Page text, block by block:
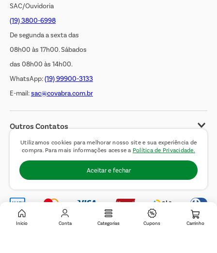
Utilizamos cookies para melhorar nosso site e sua experiência de
compra. Para mais informações acesse a Política de Privacidade.
Aceitar e fechar
Inicio Conta Categorias Cupons
SAC/Ouvidoria
(19) 3800-6998
De segunda a sexta das
08h00 às 17h00. Sábados
das 08h00 às 14h00.
WhatsApp:(19) 99900-3133
E-mail:sac@covabra.com.br
Outros Contatos
Negócios Imobiliários
Trabalhe Conosco